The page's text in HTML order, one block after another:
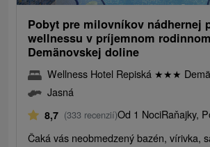
Pobyt pre milovníkov nádhernej
wellnessu v príjemnom
Demänovskej doline
Wellness Hotel Repiská ★★★
Jasná
8,7 (333 recenzií)Od 1 NociRaňajky,
Čaká vás neobmedzený bazén, vírivka,